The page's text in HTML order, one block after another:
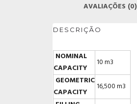
AVALIAÇÕES (0)
DESCRIÇÃO
NOMINAL
CAPACITY
10 m3
GEOMETRIC
CAPACITY
16,500 m3